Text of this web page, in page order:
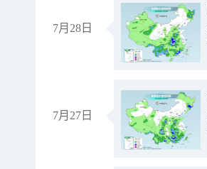
7月28日
7月27日